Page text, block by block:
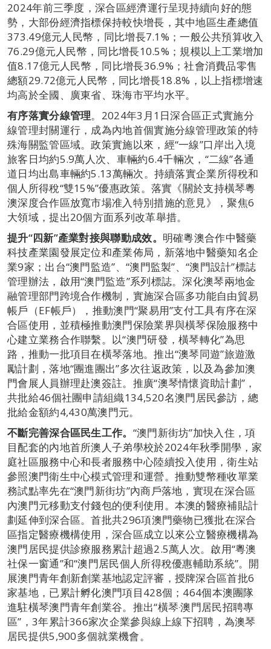
2024年前三季度，深合區經濟運行呈現持續向好的態
勢，大部份經濟指標保持較快增長，其中地區生產總值
373.49億元人民幣，同比增長7.1%；一般公共預算收入
76.29億元人民幣，同比增長10.5%；規模以上工業增加
值8.17億元人民幣，同比增長36.9%；社會消費品零售
總額29.72億元人民幣，同比增長18.8%，以上指標增速
均高於全國、廣東省、珠海市平均水平。
有序落實分線管理。2024年3月1日深合區正式實施分
線管理封關運行，成為內地首個實施分線管理政策的特
殊海關監管區域。政策實施以來，經“一線”口岸出入境
旅客日均約5.9萬人次、車輛約6.4千輛次，“二線”各通
道日均出島車輛約5.13萬輛次。持續落實企業所得稅和
個人所得稅“雙15%”優惠政策。落實《關於支持橫琴粵
澳深度合作區放寬市場准入特別措施的意見》，聚焦6
大領域，提出20個方面系列改革舉措。
提升“四新”產業對接與聯動成效。 明確粵澳合作中醫藥
科技產業園發展定位和產業佈局，新落地中醫藥知名企
業9家；出台“澳門監造”、“澳門監製”、“澳門設計”標誌
管理辦法，啟用“澳門監造”系列標誌。深化澳琴兩地金
融管理部門跨境合作機制，實施深合區多功能自由貿易
帳戶（EF帳戶），推動澳門“聚易用”支付工具有序在深
合區使用，並積極推動澳門保險業界與橫琴保險服務中
心建立業務合作聯繫。以“澳門研發，橫琴轉化”為思
路，推動一批項目在橫琴落地。推出“澳琴同遊”旅遊激
勵計劃，落地“團進團出”多次往返政策，以及為參加澳
門會展人員辦理赴澳簽註。推廣“澳琴情懷資助計劃”，
共批給46個社團申請組織134,520名澳門居民參訪，總
批給金額約4,430萬澳門元。
不斷完善深合區民生工作。 “澳門新街坊”加快入住，項
目配套的內地首所澳人子弟學校於2024年秋季開學，家
庭社區服務中心和長者服務中心陸續投入使用，衛生站
參照澳門衛生中心模式管理和運營。推動雙幣種收單業
務試點率先在“澳門新街坊”內商戶落地，實現在深合區
內澳門元移動支付錢包的便利使用。本澳的醫療補貼計
劃延伸到深合區。首批共296項澳門藥物已獲批在深合
區指定醫療機構使用，深合區成立以來公立醫療機構為
澳門居民提供診療服務累計超過2.5萬人次。啟用“粵澳
社保一窗通”和“澳門居民個人所得稅優惠輔助系統”。開
展澳門青年創新創業基地認定評審，授牌深合區首批6
家基地，已累計孵化澳門項目428個；464個本澳團隊
進駐橫琴澳門青年創業谷。推出“橫琴‧澳門居民招聘專
區”，3年累計366家次企業參與線上線下招聘，為澳琴
居民提供5,900多個就業機會。